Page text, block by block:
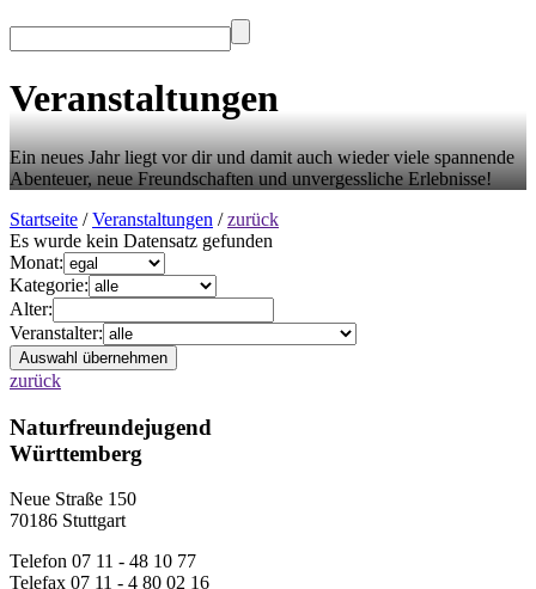
Veranstaltungen
Ein neues Jahr liegt vor dir und damit auch wieder viele spannende
Abenteuer, neue Freundschaften und unvergessliche Erlebnisse!
Startseite /Veranstaltungen /zurück
Es wurde kein Datensatz gefunden
Monat:
Kategorie:
Alter:
Veranstalter:
zurück
Naturfreundejugend
Württemberg
Neue Straße 150
70186 Stuttgart
Telefon 07 11 - 48 10 77
Telefax 07 11 - 4 80 02 16